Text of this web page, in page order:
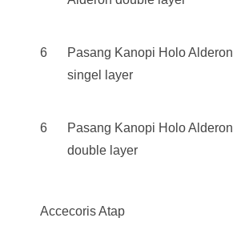
6
Pasang Kanopi Holo Alderon
singel layer
6
Pasang Kanopi Holo Alderon
double layer
Accecoris Atap